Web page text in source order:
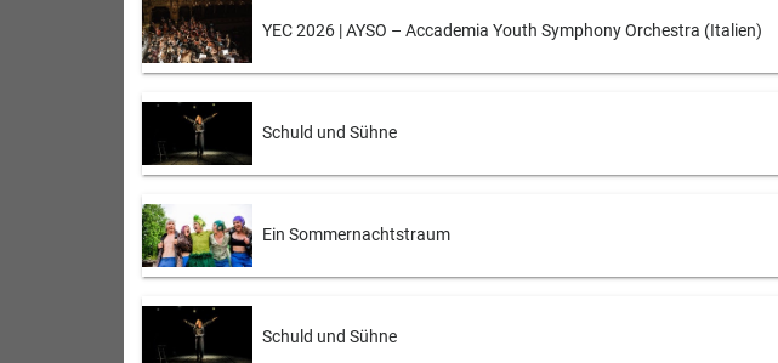
YEC 2026 | AYSO – Accademia Youth Symphony Orchestra (Italien)
Schuld und Sühne
Ein Sommernachtstraum
Schuld und Sühne